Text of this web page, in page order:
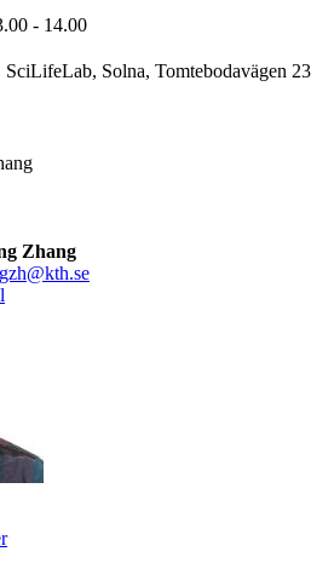
- 14.00
Solna, Tomtebodavägen 23
Zhang